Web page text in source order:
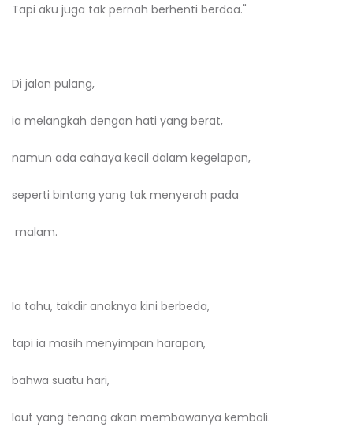
Tapi aku juga tak pernah berhenti berdoa."
Di jalan pulang,
ia melangkah dengan hati yang berat,
namun ada cahaya kecil dalam kegelapan,
seperti bintang yang tak menyerah pada
malam.
Ia tahu, takdir anaknya kini berbeda,
tapi ia masih menyimpan harapan,
bahwa suatu hari,
laut yang tenang akan membawanya kembali.